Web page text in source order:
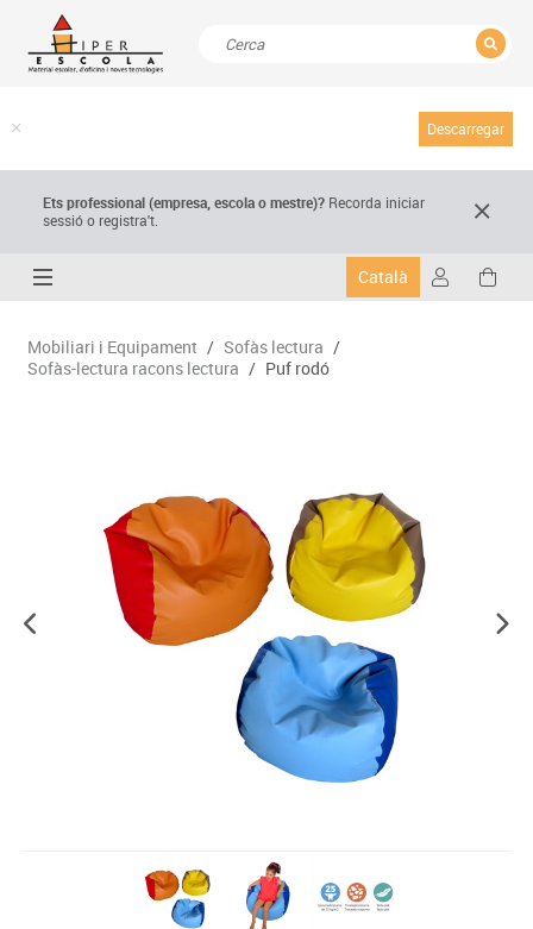
Descarregar
Ets professional (empresa,escola o mestre)? Recorda iniciar
sessió o registra't.
Català
Mobiliari i Equipament / Sofàs lectura /
Sofàs-lectura racons lectura / Puf rodó